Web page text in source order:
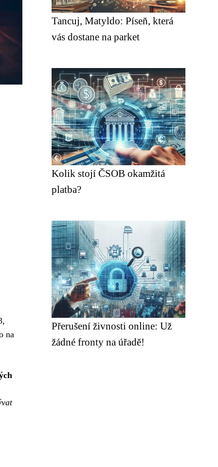
na
Tancuj, Matyldo: Píseň, která
vás dostane na parket
Kolik stojí ČSOB okamžitá
platba?
Přerušení živnosti online: Už
žádné fronty na úřadě!